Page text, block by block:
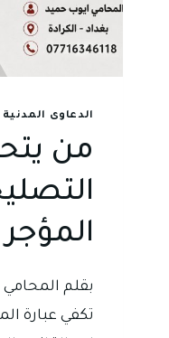
الدعاوى المدنية
من
بقلم المحامي
تكفي عبارة